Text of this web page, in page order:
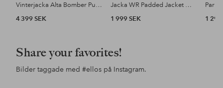
Vinterjacka Alta Bomber Puffer Jacket W3t3
4 399 SEK
Jacka WR Padded Jacket W Adjustabel
1 999 SEK
1 299
Share your favorites!
Bilder taggade med #ellos på Instagram.